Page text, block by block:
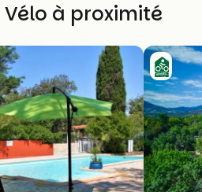
Vélo à proximité